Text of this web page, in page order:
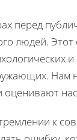
перед
людей. Этот
Нам
оценивают
к